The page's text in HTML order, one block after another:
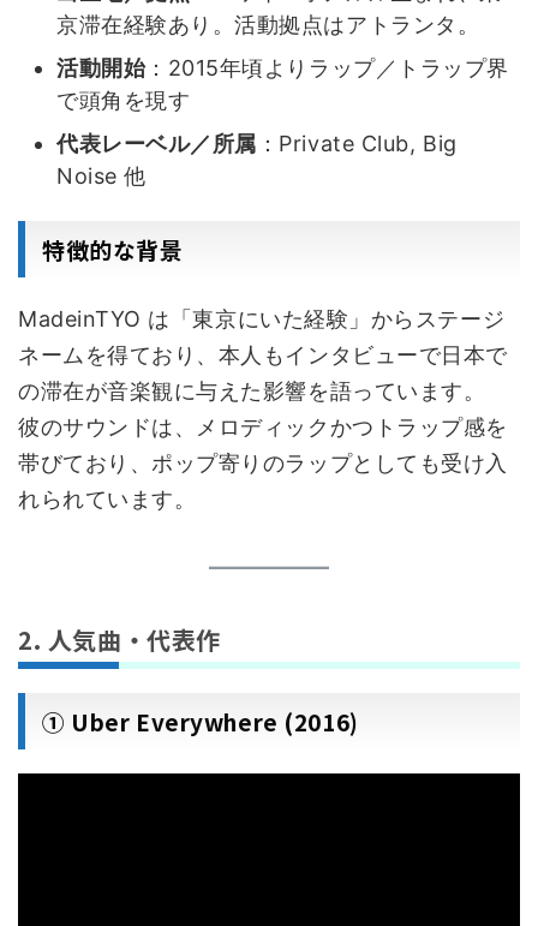
京滞在経験あり。活動拠点はアトランタ。
活動開始：2015年頃よりラップ／トラップ界
で頭角を現す
代表レーベル／所属 ：Private Club, Big
Noise 他
特徴的な背景
MadeinTYO は「東京にいた経験」からステージ
ネームを得ており、本人もインタビューで日本で
の滞在が音楽観に与えた影響を語っています。
彼のサウンドは、メロディックかつトラップ感を
帯びており、ポップ寄りのラップとしても受け入
れられています。
2. 人気曲・代表作
① Uber Everywhere (2016)